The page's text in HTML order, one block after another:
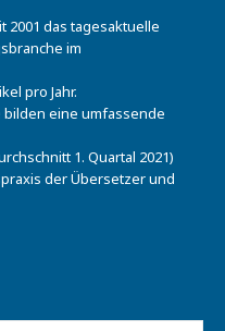
2001 das tagesaktuelle
im
pro Jahr.
bilden eine umfassende
1. Quartal 2021)
der Übersetzer und